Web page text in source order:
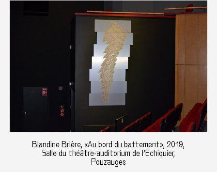
Blandine Brière, «Au bord du battement», 2019,
Salle du théâtre-auditorium de l’Echiquier,
Pouzauges